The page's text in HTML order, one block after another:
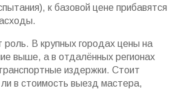
к базовой цене прибавятся
роль. В крупных городах цены на
выше, а в отдалённых регионах
издержки. Стоит
в стоимость выезд мастера,